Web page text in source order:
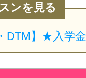
ンを見る